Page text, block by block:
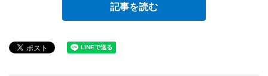
記事を読む